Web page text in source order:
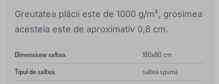
Greutatea plăcii este de 1000 g/m², grosimea
acesteia este de aproximativ 0,8 cm.
Dimensiune saltea: 180x80 cm
Tipul de saltea: saltea spumă